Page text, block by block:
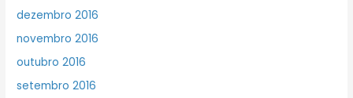
dezembro 2016
novembro 2016
outubro 2016
setembro 2016